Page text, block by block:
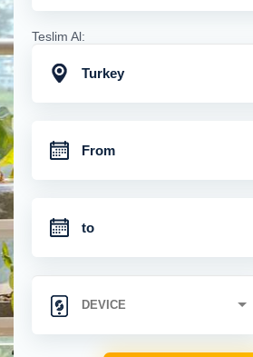
Teslim Al:
Turkey